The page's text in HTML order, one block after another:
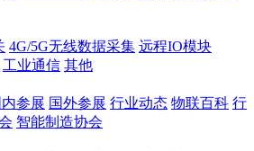
4G/5G无线数据采集 远程IO模块
工业通信 其他
内参展 国外参展 行业动态 物联百科 行
智能制造协会